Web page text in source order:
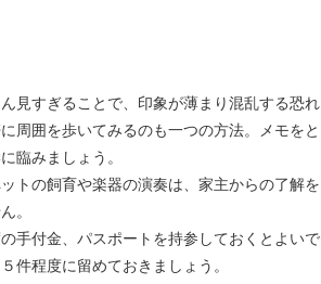
見すぎることで、印象が薄まり混乱する恐れ
周囲を歩いてみるのも一つの方法。メモをと
臨みましょう。
トの飼育や楽器の演奏は、家主からの了解を
。
手付金、パスポートを持参しておくとよいで
５件程度に留めておきましょう。